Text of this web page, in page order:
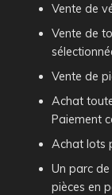
Vente de
Vente de
Vente de
Achat
Paiement
Achat lots
Un parc
pièces en